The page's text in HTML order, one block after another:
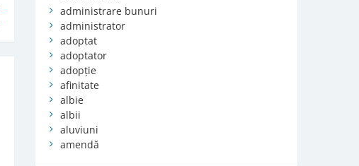
administrare bunuri
administrator
adoptat
adoptator
adopție
afinitate
albie
albii
aluviuni
amendă